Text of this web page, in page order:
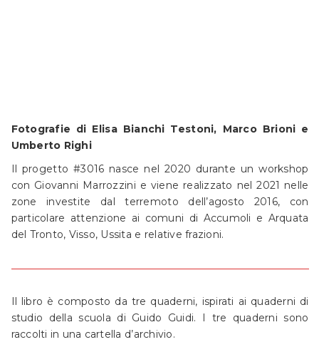
Fotografie di Elisa Bianchi Testoni, Marco Brioni e
Umberto Righi
Il progetto #3016 nasce nel 2020 durante un workshop
con Giovanni Marrozzini e viene realizzato nel 2021 nelle
zone investite dal terremoto dell’agosto 2016, con
particolare attenzione ai comuni di Accumoli e Arquata
del Tronto, Visso, Ussita e relative frazioni.
Il libro è composto da tre quaderni, ispirati ai quaderni di
studio della scuola di Guido Guidi. I tre quaderni sono
raccolti in una cartella d’archivio.